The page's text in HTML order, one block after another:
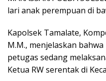
lari anak perempuan di
Kapolsek Tamalate,
M.M., menjelaskan
petugas sedang
Ketua RW serentak di